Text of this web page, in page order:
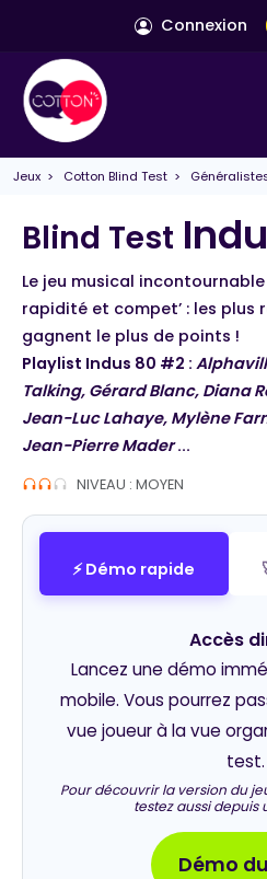
Connexion
Jeux > Cotton Blind Test >
Blind Test
Le jeu musical
rapidité et compet’ : les plus
gagnent le plus de points !
Playlist Indus 80 #2 :
Talking, Gérard Blanc, Diana
Jean-Luc Lahaye, Mylène
Jean-Pierre Mader...
NIVEAU : MOYEN
⚡ Démo rapide
Accès
Lancez une démo
mobile. Vous pourrez
vue joueur à la vue
test.
Pour découvrir la version du
testez aussi depuis
Démo